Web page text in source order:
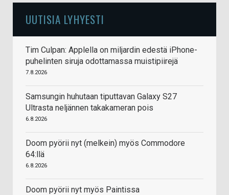
UUTISIA LYHYESTI
Tim Culpan: Applella on miljardin edestä iPhone-
puhelinten siruja odottamassa muistipiirejä
7.8.2026
Samsungin huhutaan tiputtavan Galaxy S27
Ultrasta neljännen takakameran pois
6.8.2026
Doom pyörii nyt (melkein) myös Commodore
64:llä
6.8.2026
Doom pyörii nyt myös Paintissa